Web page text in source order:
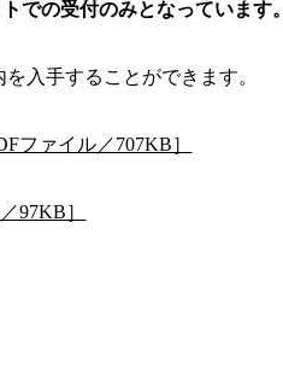
での受付のみとなっています。
入手することができます。
ファイル／707KB］
97KB］